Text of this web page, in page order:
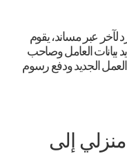
لآخر عبر مساند، يقوم
بيانات العامل وصاحب
الجديد ودفع رسوم
إلى